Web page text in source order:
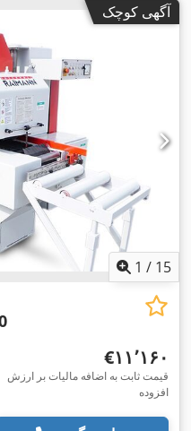
آگهی کوچک
1 / 15
‎€۱۱٬۱۶۰
قیمت ثابت به اضافه مالیات بر ارزش
افزوده